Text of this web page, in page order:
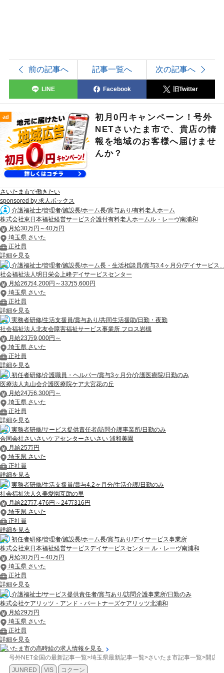
前の記事へ 記事一覧へ 次の記事へ
LINE Facebook 旧Twitter
ad
初月0円キャンペーン！号外
NETさいたま市で、貴店の情
報を地域のお客様へ届けませ
んか？
さいたま市で働きたい
sponsored by 求人ボックス
介護福祉士/管理者/施設長/ホーム長/賞与あり/有料老人ホーム
株式会社東日本福祉経営サービス介護付有料老人ホームル・レーヴ南浦和
月給30万円～40万円
埼玉県 さいた
正社員
詳細を見る
介護福祉士/管理者/施設長/ホーム長・生活相談員/賞与3.4ヶ月分/デイサービス...
社会福祉法人明日栄会上峰デイサービスセンター
月給26万4,200円～33万5,600円
埼玉県 さいた
正社員
詳細を見る
実務者研修/生活支援員/賞与あり/共同生活援助/日勤・夜勤
社会福祉法人北友会障害福祉サービス事業所 フロス岩槻
月給23万9,000円～
埼玉県 さいた
正社員
詳細を見る
初任者研修/介護職員・ヘルパー/賞与3ヶ月分/介護医療院/日勤のみ
医療法人丸山会介護医療院ケア大宮花の丘
月給24万6,300円～
埼玉県 さいた
正社員
詳細を見る
実務者研修/サービス提供責任者/訪問介護事業所/日勤のみ
合同会社さいさいケアセンターさいさい 浦和美園
月給25万円
埼玉県 さいた
正社員
詳細を見る
実務者研修/生活支援員/賞与4.2ヶ月分/生活介護/日勤のみ
社会福祉法人久美愛園互助の里
月給22万7,476円～24万316円
埼玉県 さいた
正社員
詳細を見る
初任者研修/管理者/施設長/ホーム長/賞与あり/デイサービス事業所
株式会社東日本福祉経営サービスデイサービスセンター ル・レーヴ南浦和
月給30万円～40万円
埼玉県 さいた
正社員
詳細を見る
介護福祉士/サービス提供責任者/賞与あり/訪問介護事業所/日勤のみ
株式会社ケアリッツ・アンド・パートナーズケアリッツ北浦和
月給29万円
埼玉県 さいた
正社員
詳細を見る
さいたま市の高時給の求人情報を見る
号外NET全国の最新記事一覧>埼玉県最新記事一覧>さいたま市記事一覧>開店/
JUNRED
VIS コクーン